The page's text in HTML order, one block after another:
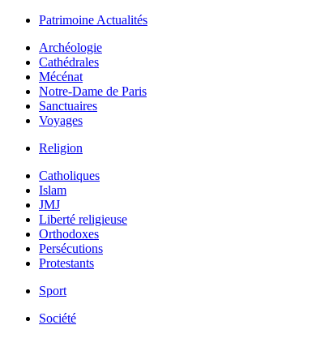
Patrimoine Actualités
Archéologie
Cathédrales
Mécénat
Notre-Dame de Paris
Sanctuaires
Voyages
Religion
Catholiques
Islam
JMJ
Liberté religieuse
Orthodoxes
Persécutions
Protestants
Sport
Société